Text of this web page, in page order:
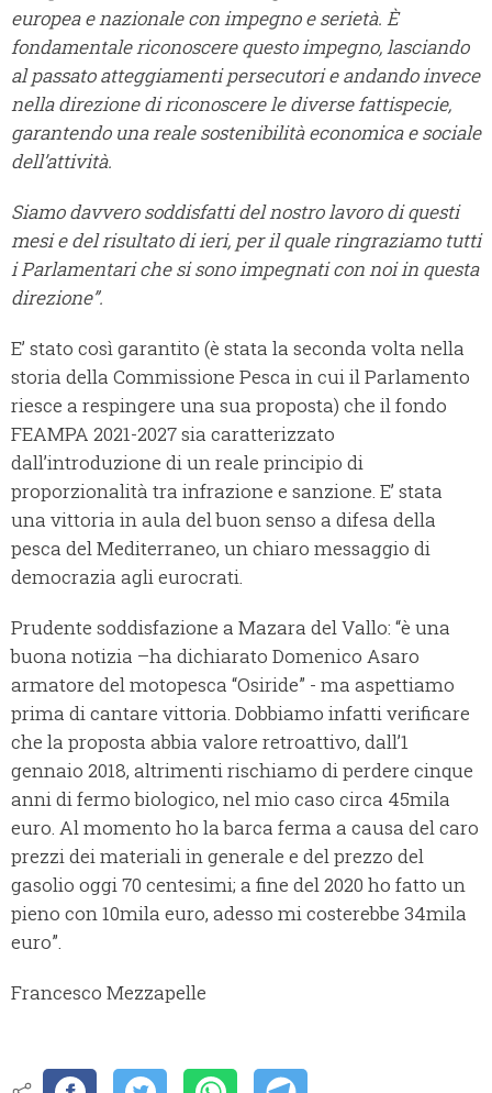
europea e nazionale con impegno e serietà. È
fondamentale riconoscere questo impegno, lasciando
al passato atteggiamenti persecutori e andando invece
nella direzione di riconoscere le diverse fattispecie,
garantendo una reale sostenibilità economica e sociale
dell’attività.
Siamo davvero soddisfatti del nostro lavoro di questi
mesi e del risultato di ieri, per il quale ringraziamo tutti
i Parlamentari che si sono impegnati con noi in questa
direzione”.
E’ stato così garantito (è stata la seconda volta nella
storia della Commissione Pesca in cui il Parlamento
riesce a respingere una sua proposta) che il fondo
FEAMPA 2021-2027 sia caratterizzato
dall’introduzione di un reale principio di
proporzionalità tra infrazione e sanzione. E’ stata
una vittoria in aula del buon senso a difesa della
pesca del Mediterraneo, un chiaro messaggio di
democrazia agli eurocrati.
Prudente soddisfazione a Mazara del Vallo: “è una
buona notizia –ha dichiarato Domenico Asaro
armatore del motopesca “Osiride” - ma aspettiamo
prima di cantare vittoria. Dobbiamo infatti verificare
che la proposta abbia valore retroattivo, dall’1
gennaio 2018, altrimenti rischiamo di perdere cinque
anni di fermo biologico, nel mio caso circa 45mila
euro. Al momento ho la barca ferma a causa del caro
prezzi dei materiali in generale e del prezzo del
gasolio oggi 70 centesimi; a fine del 2020 ho fatto un
pieno con 10mila euro, adesso mi costerebbe 34mila
euro”.
Francesco Mezzapelle